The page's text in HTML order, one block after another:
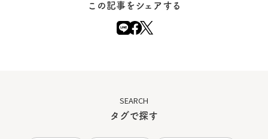
この記事をシェアする
SEARCH
タグで探す